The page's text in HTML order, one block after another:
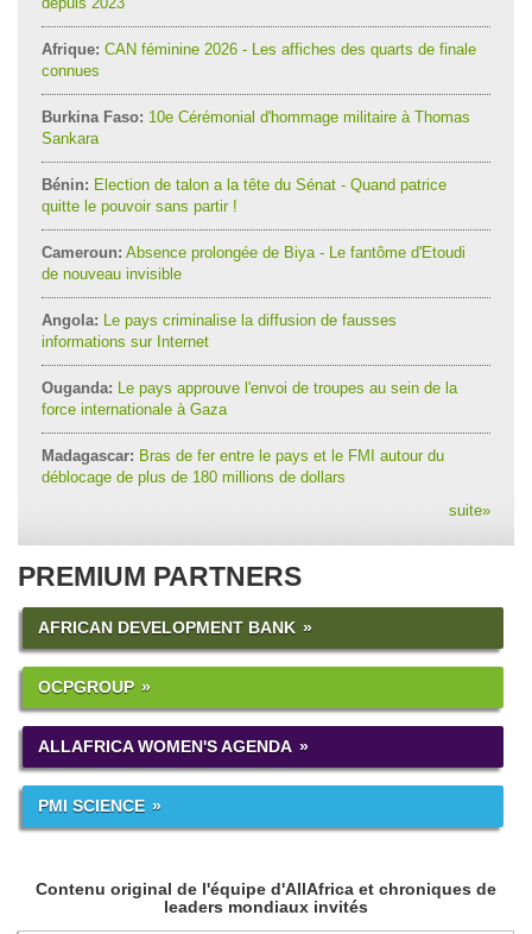
Afrique: CAN féminine 2026 - Les affiches des quarts de finale
connues
Burkina Faso: 10e Cérémonial d'hommage militaire à Thomas
Sankara
Bénin: Election de talon a la tête du Sénat - Quand patrice
quitte le pouvoir sans partir !
Cameroun: Absence prolongée de Biya - Le fantôme d'Etoudi
de nouveau invisible
Angola: Le pays criminalise la diffusion de fausses
informations sur Internet
Ouganda: Le pays approuve l'envoi de troupes au sein de la
force internationale à Gaza
Madagascar: Bras de fer entre le pays et le FMI autour du
déblocage de plus de 180 millions de dollars
suite»
PREMIUM PARTNERS
AFRICAN DEVELOPMENT BANK
OCPGROUP
ALLAFRICA WOMEN'S AGENDA
PMI SCIENCE
Contenu original de l'équipe d'AllAfrica et chroniques de
leaders mondiaux invités